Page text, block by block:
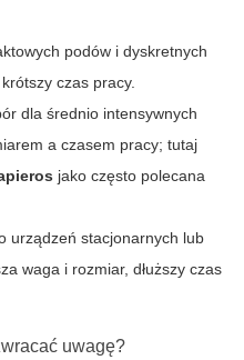
podów i dyskretnych
czas pracy.
dla średnio intensywnych
a czasem pracy; tutaj
jako często polecana
urządzeń stacjonarnych lub
waga i rozmiar, dłuższy czas
uwagę?